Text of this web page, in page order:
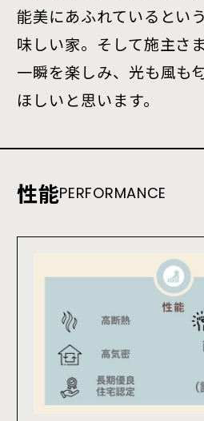
能美にあふれているとい
味しい家。そして施主さ
一瞬を楽しみ、光も風も
ほしいと思います。
性能PERFORMANCE